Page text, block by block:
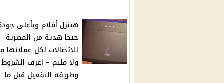
جيجا هدية من المصرية
للاتصالات لكل عملائها
ولا مليم – اعرف الشروط
وطريقة التفعيل قبل ما